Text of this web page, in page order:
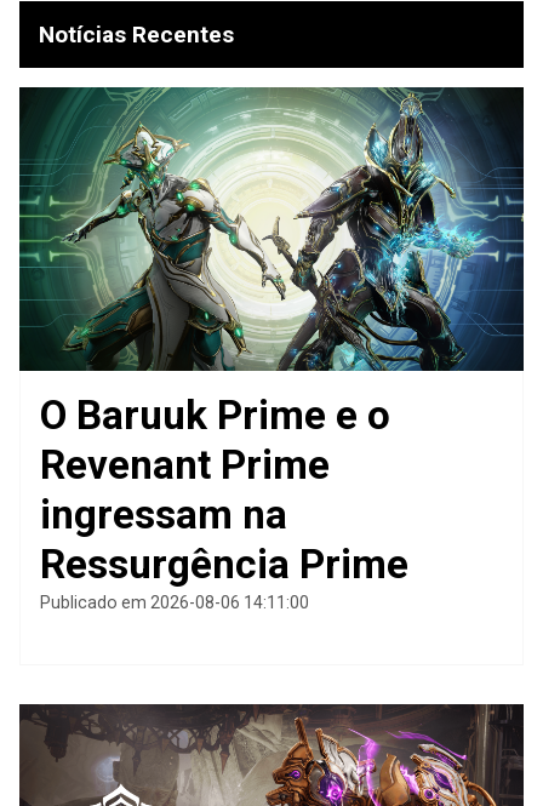
Notícias Recentes
O Baruuk Prime e o
Revenant Prime
ingressam na
Ressurgência Prime
Publicado em 2026-08-06 14:11:00